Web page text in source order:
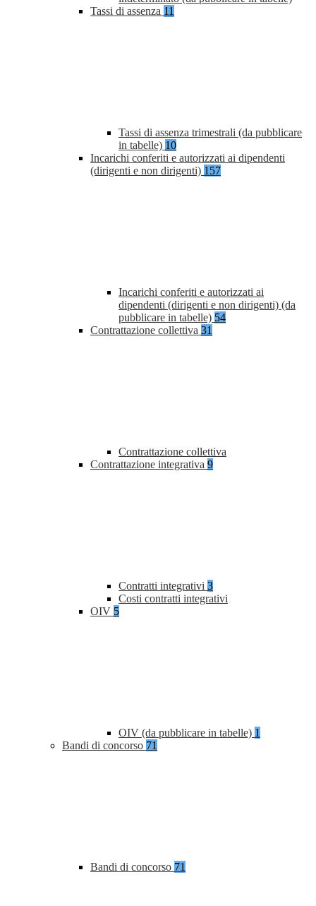
Tassi di assenza 11
Tassi di assenza trimestrali (da pubblicare
in tabelle) 10
Incarichi conferiti e autorizzati ai dipendenti
(dirigenti e non dirigenti) 157
Incarichi conferiti e autorizzati ai
dipendenti (dirigenti e non dirigenti) (da
pubblicare in tabelle) 54
Contrattazione collettiva 31
Contrattazione collettiva
Contrattazione integrativa 9
Contratti integrativi 3
Costi contratti integrativi
OIV 5
OIV (da pubblicare in tabelle) 1
Bandi di concorso 71
Bandi di concorso 71